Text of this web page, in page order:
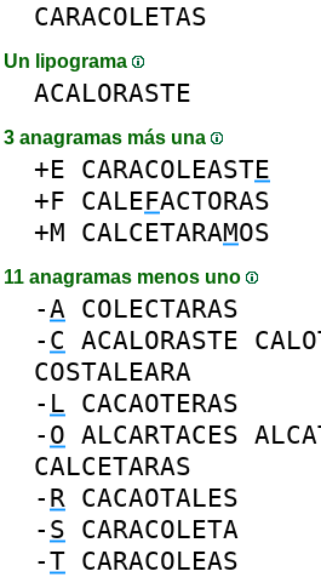
CARACOLETAS
Un lipograma
ACALORASTE
3 anagramas más una
+E CARACOLEASTE
+F CALEFACTORAS
+M CALCETARAMOS
11 anagramas menos uno
-A COLECTARAS
- C ACALORASTE
COSTALEARA
- L CACAOTERAS
- O ALCARTACES
CALCETARAS
- R CACAOTALES
- S CARACOLETA
-T CARACOLEAS